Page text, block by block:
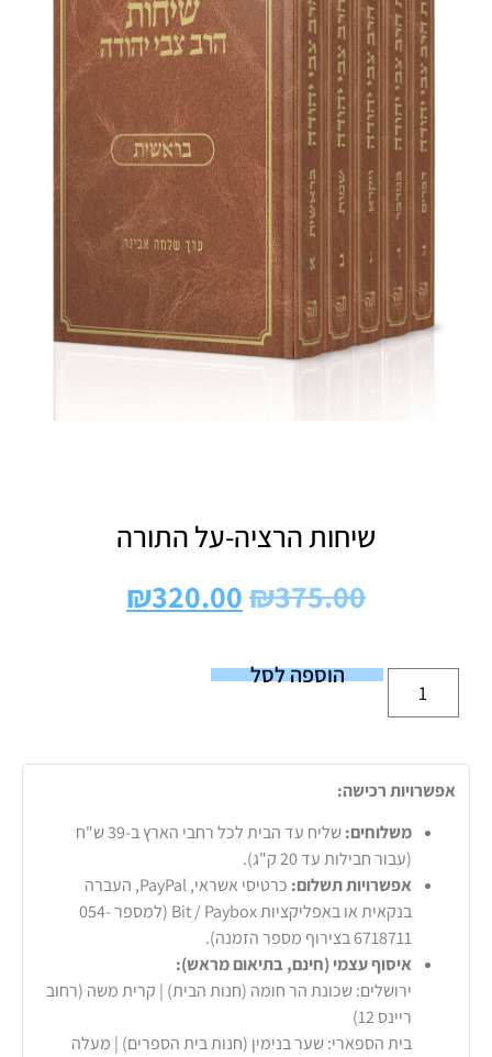
שיחות הרציה-על התורה
₪375.00
₪320.00
הוספה לסל
אפשרויות רכישה:
משלוחים:
שליח עד הבית לכל רחבי הארץ ב-39 ש"ח
(עבור חבילות עד 20 ק"ג).
אפשרויות תשלום:
כרטיסי אשראי, PayPal, העברה
בנקאית או באפליקציות Bit / Paybox (למספר 054-
6718711 בצירוף מספר הזמנה).
איסוף עצמי (חינם, בתיאום מראש):
ירושלים: שכונת הר חומה (חנות הבית) | קרית משה (רחוב
ריינס 12)
בית הספארי: שער בנימין (חנות בית הספרים) | מעלה